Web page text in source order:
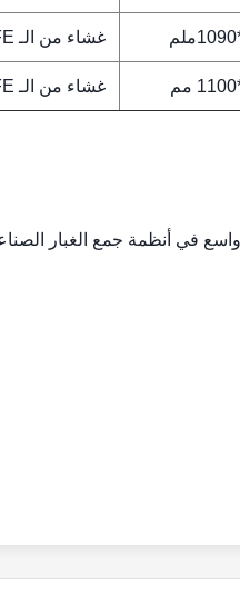
غشاء من الـ ePTFE
غشاء من الـ ePTFE
في أنظمة جمع الغبار